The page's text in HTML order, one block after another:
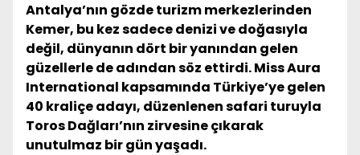
Antalya’nın gözde turizm merkezlerinden
Kemer, bu kez sadece denizi ve doğasıyla
değil, dünyanın dört bir yanından gelen
güzellerle de adından söz ettirdi. Miss Aura
International kapsamında Türkiye’ye gelen
40 kraliçe adayı, düzenlenen safari turuyla
Toros Dağları’nın zirvesine çıkarak
unutulmaz bir gün yaşadı.